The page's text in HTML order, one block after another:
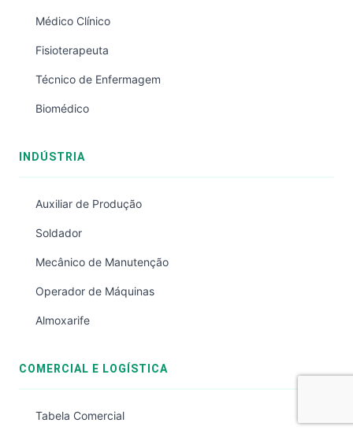
Médico Clínico
Fisioterapeuta
Técnico de Enfermagem
Biomédico
INDÚSTRIA
Auxiliar de Produção
Soldador
Mecânico de Manutenção
Operador de Máquinas
Almoxarife
COMERCIAL E LOGÍSTICA
Tabela Comercial